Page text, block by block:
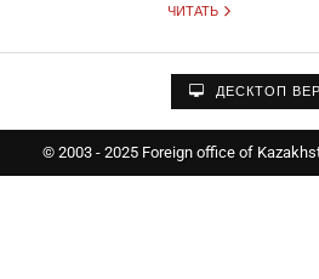
ЧИТАТЬ
ДЕСКТОП
© 2003 - 2025 Foreign office of